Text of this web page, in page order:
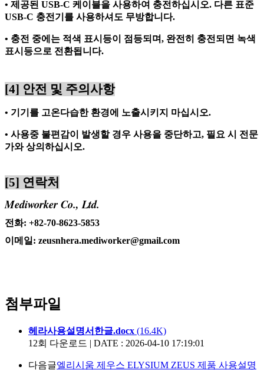
• 제공된 USB-C 케이블을 사용하여 충전하십시오. 다른 표준
USB-C 충전기를 사용하셔도 무방합니다.
• 충전 중에는 적색 표시등이 점등되며, 완전히 충전되면 녹색
표시등으로 전환됩니다.
[4] 안전 및 주의사항
• 기기를 고온다습한 환경에 노출시키지 마십시오.
• 사용중 불편감이 발생할 경우 사용을 중단하고, 필요 시 전문
가와 상의하십시오.
[5] 연락처
Mediworker Co., Ltd.
전화: +82-70-8623-5853
이메일 : zeusnhera.mediworker@gmail.com
첨부파일
헤라사용설명서한글.docx (16.4K)
12회 다운로드 | DATE : 2026-04-10 17:19:01
다음글엘리시움 제우스 ELYSIUM ZEUS 제품 사용설명